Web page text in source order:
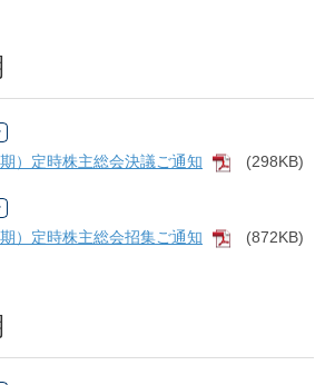
）定時株主総会決議ご通知
[PDF]
(298KB)
）定時株主総会招集ご通知
[PDF]
(872KB)